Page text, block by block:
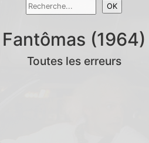
Fantômas (1964)
Toutes les erreurs